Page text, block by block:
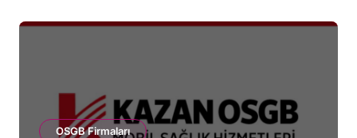
OSGB Firmaları